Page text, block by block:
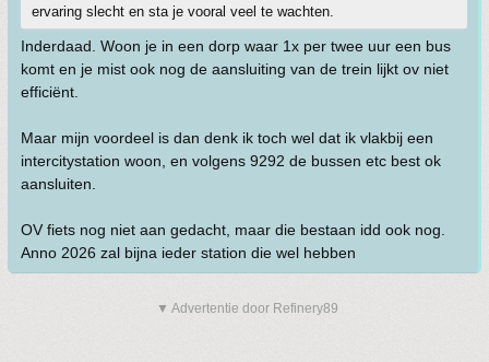
ervaring slecht en sta je vooral veel te wachten.
Inderdaad. Woon je in een dorp waar 1x per twee uur een bus
komt en je mist ook nog de aansluiting van de trein lijkt ov niet
efficiënt.
Maar mijn voordeel is dan denk ik toch wel dat ik vlakbij een
intercitystation woon, en volgens 9292 de bussen etc best ok
aansluiten.
OV fiets nog niet aan gedacht, maar die bestaan idd ook nog.
Anno 2026 zal bijna ieder station die wel hebben
▼ Advertentie door Refinery89